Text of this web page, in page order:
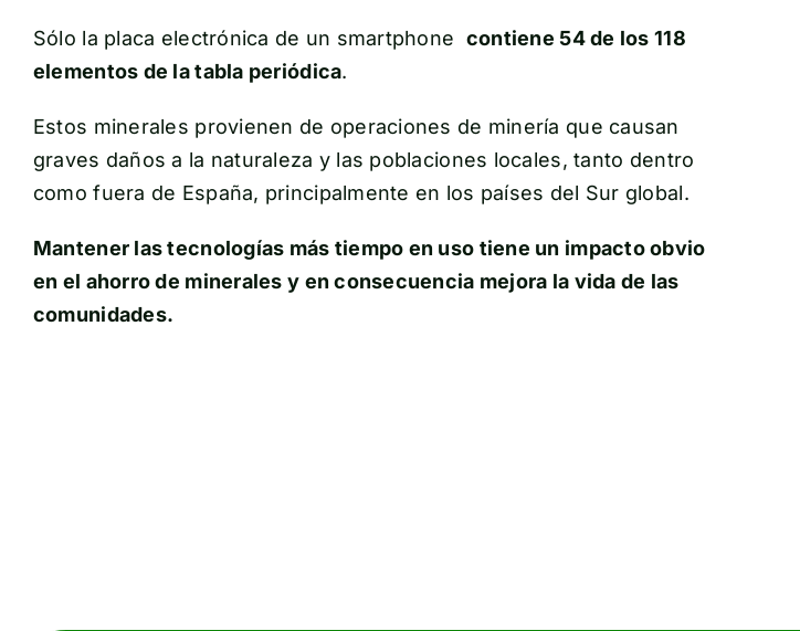
Sólo la placa electrónica de un smartphone contiene 54 de los 118
elementos de la tabla periódica.
Estos minerales provienen de operaciones de minería que causan
graves daños a la naturaleza y las poblaciones locales, tanto dentro
como fuera de España, principalmente en los países del Sur global.
Mantener las tecnologías más tiempo en uso tiene un impacto obvio
en el ahorro de minerales y en consecuencia mejora la vida de las
comunidades.